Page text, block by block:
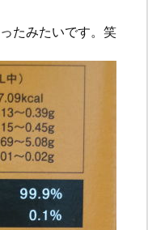
たみたいです。笑